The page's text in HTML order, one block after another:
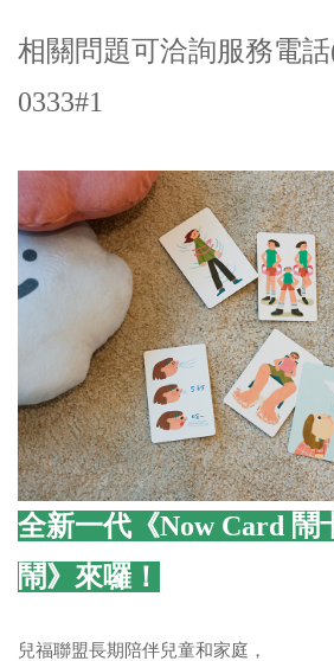
相關問題可洽詢服務電話
0333#1
全新一代《Now Card 鬧
鬧》來囉！
兒福聯盟長期陪伴兒童和家庭，